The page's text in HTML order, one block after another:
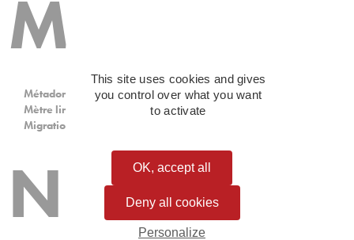
M
Métadonnée
Mètre linéaire
Migration de support
N
This site uses cookies and gives
you control over what you want
to activate
OK, accept all
Deny all cookies
Personalize